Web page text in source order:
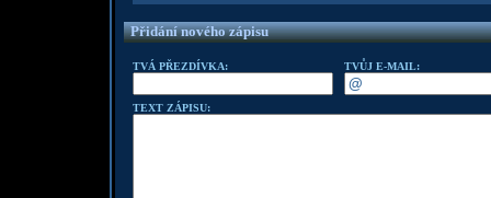
Přidání nového zápisu
TVÁ PŘEZDÍVKA: TVŮJ E-MAIL:
TEXT ZÁPISU: